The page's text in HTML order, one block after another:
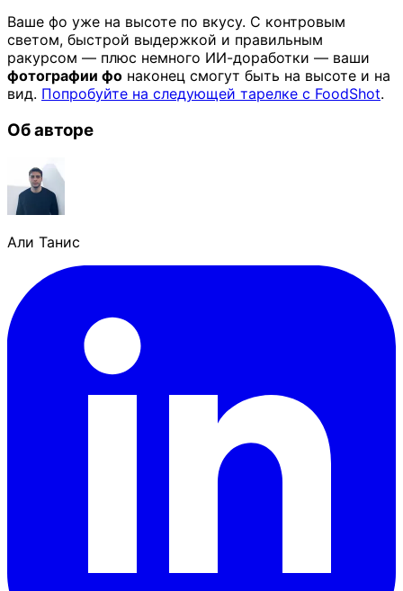
Ваше фо уже на высоте по вкусу. С контровым
светом, быстрой выдержкой и правильным
ракурсом — плюс немного ИИ-доработки — ваши
фотографии фо наконец смогут быть на высоте и на
вид. Попробуйте на следующей тарелке с FoodShot.
Об авторе
Али Танис